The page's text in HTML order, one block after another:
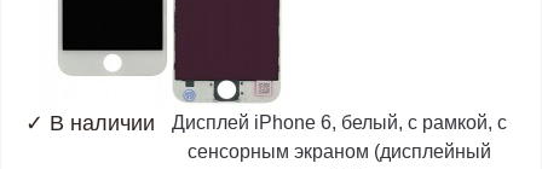
✓ В наличии
Дисплей iPhone 6, белый, с рамкой, с
сенсорным экраном (дисплейный